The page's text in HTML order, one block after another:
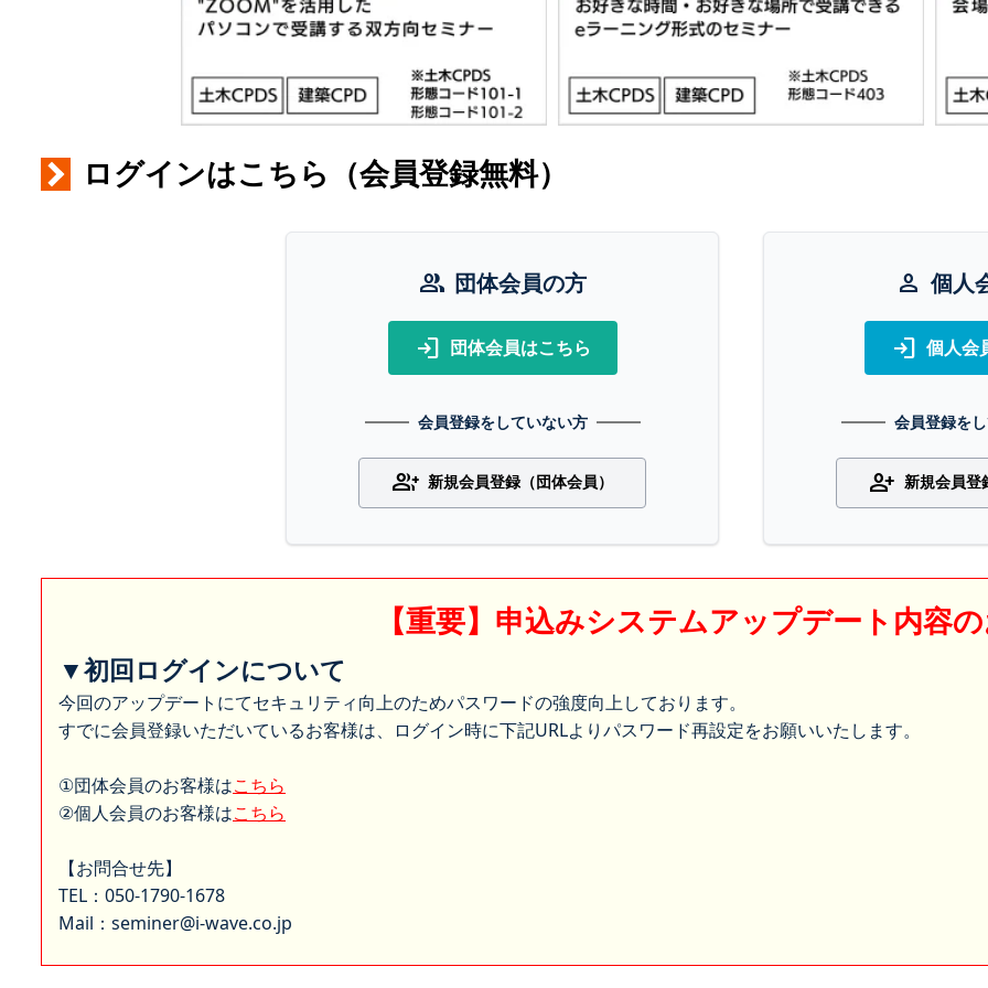
ログインはこちら（会員登録無料）
group 団体会員の方
login 団体会員はこちら
会員登録をしていない方
group_add 新規会員登録（団体会員）
person 個人
login 個人会
会員登録を
person_add 新規会員登
【重要】申込みシステムアップデート内容
▼初回ログインについて
今回のアップデートにてセキュリティ向上のためパスワードの強度向上しております。
すでに会員登録いただいているお客様は、ログイン時に下記URLよりパスワード再設定をお願いいたします。
①団体会員のお客様はこちら
②個人会員のお客様はこちら
【お問合せ先】
TEL：050-1790-1678
Mail：seminer@i-wave.co.jp